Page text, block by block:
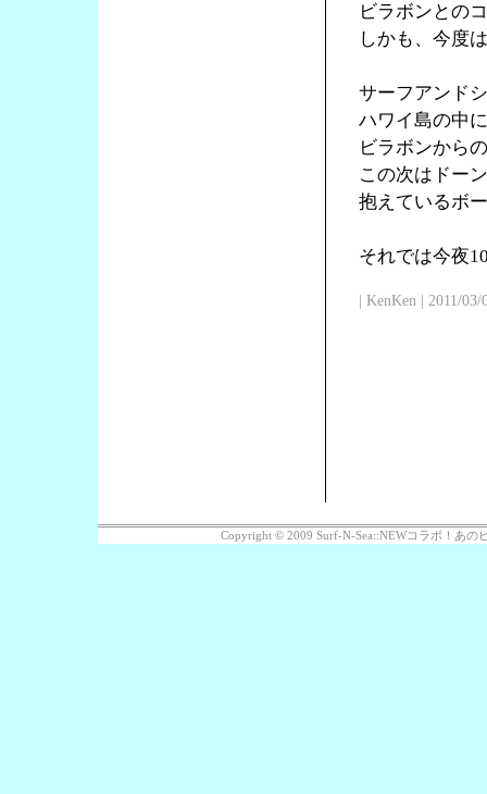
ビラボンとの
しかも、今度
サーフアンド
ハワイ島の中
ビラボンから
この次はドー
抱えているボ
それでは今夜
| KenKen | 2011/
Copyright © 2009 Surf-N-Sea::NEWコラボ！あの